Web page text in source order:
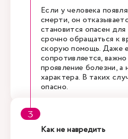
Если у человека
смерти, он
становится опасен
срочно обращаться к
скорую помощь. Даже
сопротивляется,
проявление болезни, а
характера. В таких
опасно.
Как не навредить